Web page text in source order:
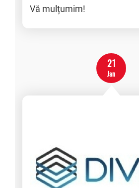
Vă mulțumim!
21
Jan